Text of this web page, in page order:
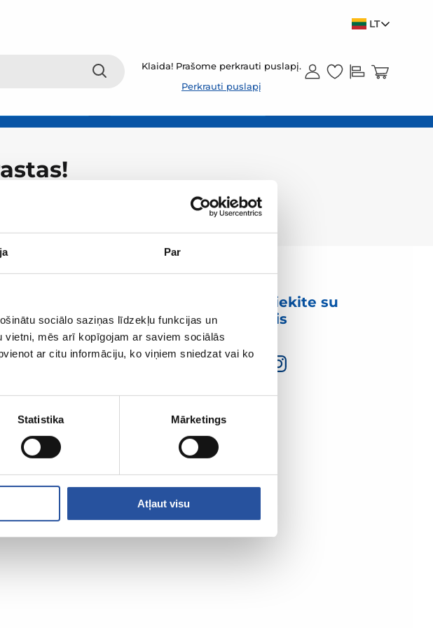
Par
sociālo saziņas līdzekļu funkcijas un
mēs arī kopīgojam ar saviem sociālās
ar citu informāciju, ko viņiem sniedzat vai ko
Statistika Mārketings
Atļaut visu
LT
Klaida! Prašome perkrauti puslapį.
Perkrauti puslapį
Susisiekite su
mumis